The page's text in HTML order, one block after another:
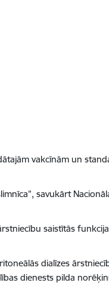
vakcīnām un
savukārt
saistītās
dialīzes
dienests pilda